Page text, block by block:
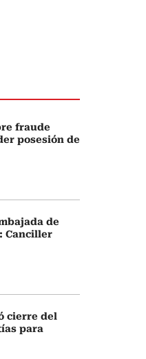
fraude
posesión de
de
Canciller
cierre del
para